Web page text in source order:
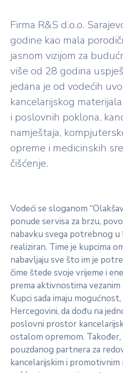
Firma R&S d.o.o.
godine kao mala
jasnom vizijom za
više od 28 godina
jedana je od vodećih
kancelarijskog
i poslovnih poklona,
namještaja,
opreme i medicinskih
čišćenje.
Vodeći se sloganom
ponude servisa za brzu,
nabavku svega potrebnog u
realiziran. Time je kupcima
nabavljaju sve što im je
čime štede svoje vrijeme i
prema aktivnostima
Kupci sada imaju
Hercegovini, da dođu na
poslovni prostor
ostalom opremom.
pouzdanog partnera za
kancelarijskim i